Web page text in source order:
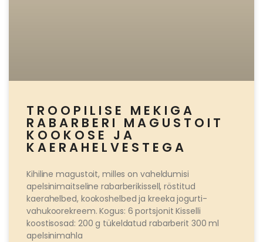
TROOPILISE MEKIGA
RABARBERI MAGUSTOIT
KOOKOSE JA
KAERAHELVESTEGA
Kihiline magustoit, milles on vaheldumisi
apelsinimaitseline rabarberikissell, röstitud
kaerahelbed, kookoshelbed ja kreeka jogurti-
vahukoorekreem. Kogus: 6 portsjonit Kisselli
koostisosad: 200 g tükeldatud rabarberit 300 ml
apelsinimahla